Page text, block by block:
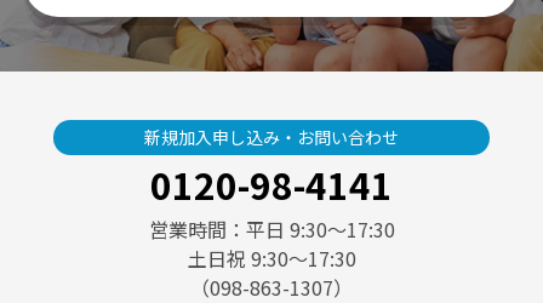
新規加入申し込み・お問い合わせ
0120-98-4141
営業時間：平日 9:30〜17:30
土日祝 9:30〜17:30
（098-863-1307）